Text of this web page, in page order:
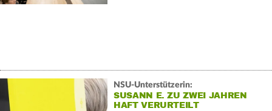
NSU-Unterstützerin:
SUSANN E. ZU ZWEI JAHREN
HAFT VERURTEILT